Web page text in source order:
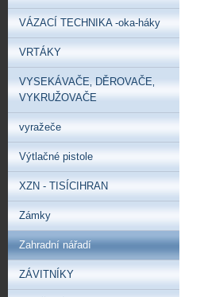
VÁZACÍ TECHNIKA -oka-háky
VRTÁKY
VYSEKÁVAČE‚ DĚROVAČE‚
VYKRUŽOVAČE
vyražeče
Výtlačné pistole
XZN - TISÍCIHRAN
Zámky
Zahradní nářadí
ZÁVITNÍKY